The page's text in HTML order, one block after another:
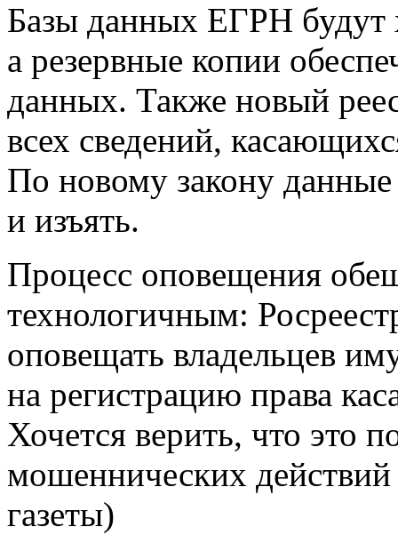
Базы данных ЕГРН будут
а резервные копии
данных. Также новый
всех сведений,
По новому закону данные
и изъять.
Процесс оповещения
технологичным:
оповещать владельцев
на регистрацию права
Хочется верить, что это
мошеннических
газеты)